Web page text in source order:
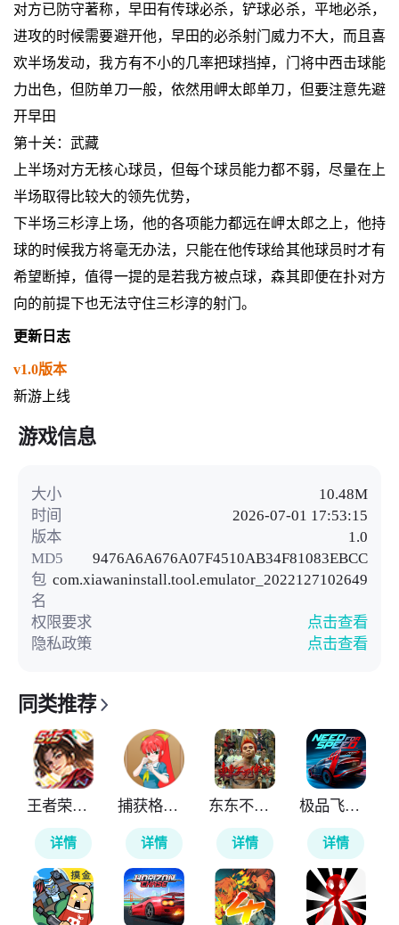
对方已防守著称，早田有传球必杀，铲球必杀，平地必杀，
进攻的时候需要避开他，早田的必杀射门威力不大，而且喜
欢半场发动，我方有不小的几率把球挡掉，门将中西击球能
力出色，但防单刀一般，依然用岬太郎单刀，但要注意先避
开早田
第十关：武藏
上半场对方无核心球员，但每个球员能力都不弱，尽量在上
半场取得比较大的领先优势，
下半场三杉淳上场，他的各项能力都远在岬太郎之上，他持
球的时候我方将毫无办法，只能在他传球给其他球员时才有
希望断掉，值得一提的是若我方被点球，森其即便在扑对方
向的前提下也无法守住三杉淳的射门。
更新日志
v1.0版本
新游上线
游戏信息
大小
10.48M
时间
2026-07-01 17:53:15
版本
1.0
MD5
9476A6A676A07F4510AB34F81083EBCC
包
名
com.xiawaninstall.tool.emulator_2022127102649
权限要求
点击查看
隐私政策
点击查看
同类推荐
王者荣耀全球国际服
详情
捕获格斗娘
详情
东东不死传说
详情
极品飞车无极限
详情